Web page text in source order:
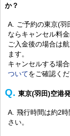
か？
ご予約の東京(
ならキャンセル料
ご入金後の場合は
ます。
キャンセルする場
ついてをご確認くだ
東京(羽田)空港
飛行時間は約2
さい。